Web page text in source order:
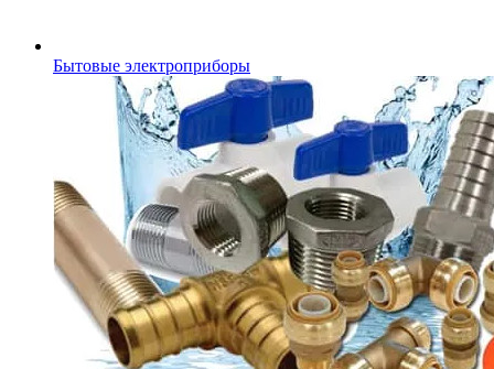
Бытовые электроприборы